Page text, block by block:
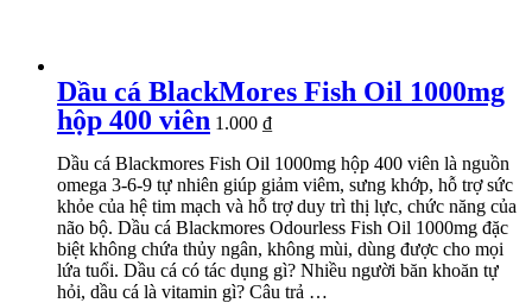
Dầu cá BlackMores Fish Oil 1000mg
hộp 400 viên 1.000 ₫
Dầu cá Blackmores Fish Oil 1000mg hộp 400 viên là nguồn
omega 3-6-9 tự nhiên giúp giảm viêm, sưng khớp, hỗ trợ sức
khỏe của hệ tim mạch và hỗ trợ duy trì thị lực, chức năng của
não bộ. Dầu cá Blackmores Odourless Fish Oil 1000mg đặc
biệt không chứa thủy ngân, không mùi, dùng được cho mọi
lứa tuổi. Dầu cá có tác dụng gì? Nhiều người băn khoăn tự
hỏi, dầu cá là vitamin gì? Câu trả …